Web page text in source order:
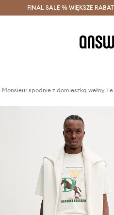
Oszczędzaj z Answear Club >
FINAL SALE % WIĘKSZE